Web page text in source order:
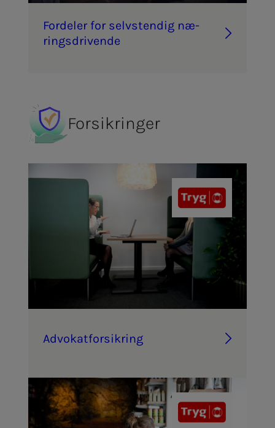
For­­­de­­­ler for selv­­­s­­ten­­­dig næ­­­
rings­­­dri­­­ven­­­de
Forsikringer
Ad­vo­kat­­­for­­­sik­ring